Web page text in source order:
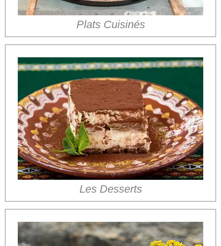
Plats Cuisinés
Les Desserts